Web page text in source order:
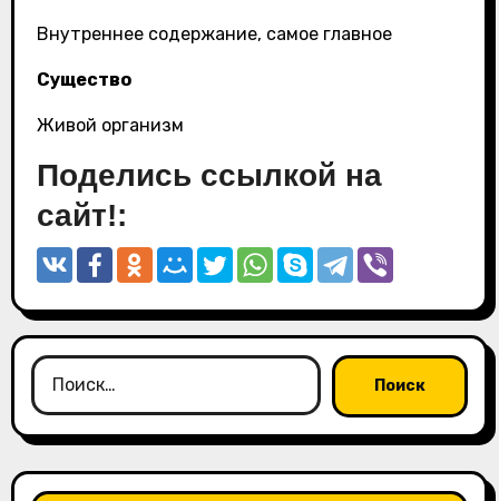
Внутреннее содержание, самое главное
Существо
Живой организм
Поделись ссылкой на
сайт!:
Найти: